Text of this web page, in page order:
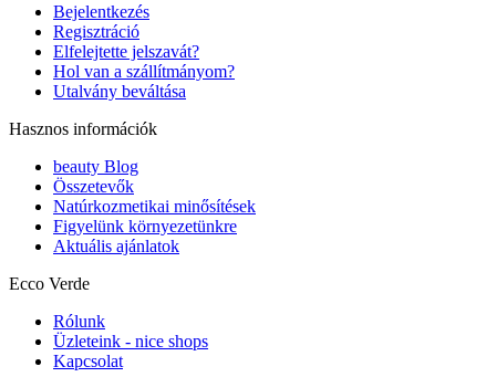
Bejelentkezés
Regisztráció
Elfelejtette jelszavát?
Hol van a szállítmányom?
Utalvány beváltása
Hasznos információk
beauty Blog
Összetevők
Natúrkozmetikai minősítések
Figyelünk környezetünkre
Aktuális ajánlatok
Ecco Verde
Rólunk
Üzleteink - nice shops
Kapcsolat